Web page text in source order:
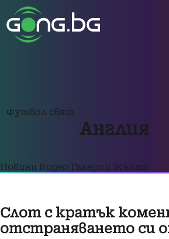
Футбол свят
Англия
Новини Видео Галерии Жълто
Слот с кратък
отстраняването си